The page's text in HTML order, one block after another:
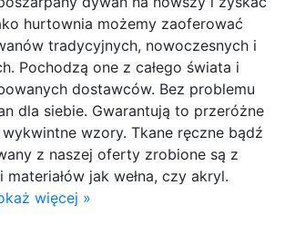
hurtownia możemy zaoferować
tradycyjnych, nowoczesnych i
Pochodzą one z całego świata i
dostawców. Bez problemu
dla siebie. Gwarantują to przeróżne
wzory. Tkane ręczne bądź
z naszej oferty zrobione są z
jak wełna, czy akryl.
więcej »